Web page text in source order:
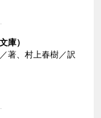
庫）
著、村上春樹／訳